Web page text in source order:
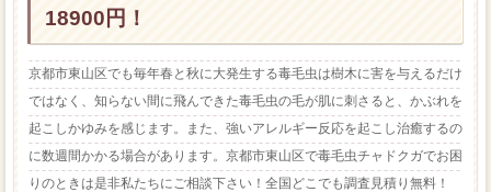
18900円！
京都市東山区でも毎年春と秋に大発生する毒毛虫は樹木に害を与えるだけ
ではなく、知らない間に飛んできた毒毛虫の毛が肌に刺さると、かぶれを
起こしかゆみを感じます。また、強いアレルギー反応を起こし治癒するの
に数週間かかる場合があります。京都市東山区で毒毛虫チャドクガでお困
りのときは是非私たちにご相談下さい！全国どこでも調査見積り無料！